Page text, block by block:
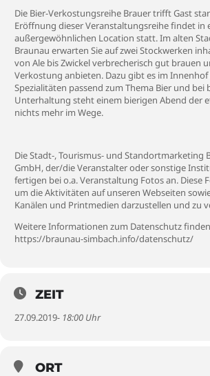
Die Bier-Verkostungsreihe Brauer trifft Gast
Eröffnung dieser Veranstaltungsreihe findet in
außergewöhnlichen Location statt. Im alten
Braunau erwarten Sie auf zwei Stockwerken
von Ale bis Zwickel verbrecherisch gut brauen
Verkostung anbieten. Dazu gibt es im
Spezialitäten passend zum Thema Bier und bei
Unterhaltung steht einem bierigen Abend der
nichts mehr im Wege.
Die Stadt-, Tourismus- und Standortmarketing
GmbH, der/die Veranstalter oder sonstige
fertigen bei o.a. Veranstaltung Fotos an. Diese
um die Aktivitäten auf unseren Webseiten
Kanälen und Printmedien darzustellen und zu
Weitere Informationen zum Datenschutz
https://braunau-simbach.info/datenschutz/
ZEIT
27.09.2019- 18:00 Uhr
ORT